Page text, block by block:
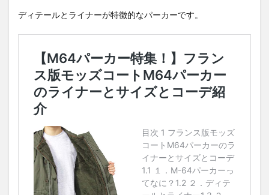
ディテールとライナーが特徴的なパーカーです。